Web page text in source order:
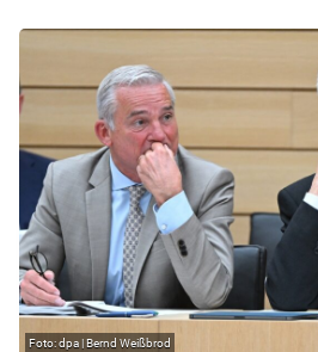
dpa | Bernd Weißbrod